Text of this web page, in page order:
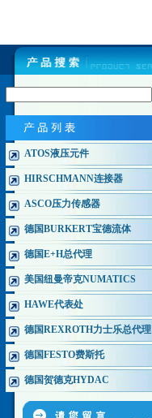
ATOS液压元件
HIRSCHMANN连接器
ASCO压力传感器
德国BURKERT宝德流体
德国E+H总代理
美国纽曼帝克NUMATICS
HAWE代表处
德国REXROTH力士乐总代理
德国FESTO费斯托
德国贺德克HYDAC